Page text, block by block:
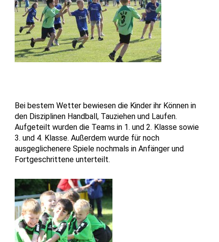
Bei bestem Wetter bewiesen die Kinder ihr Können in
den Disziplinen Handball, Tauziehen und Laufen.
Aufgeteilt wurden die Teams in 1. und 2. Klasse sowie
3. und 4. Klasse. Außerdem wurde für noch
ausgeglichenere Spiele nochmals in Anfänger und
Fortgeschrittene unterteilt.